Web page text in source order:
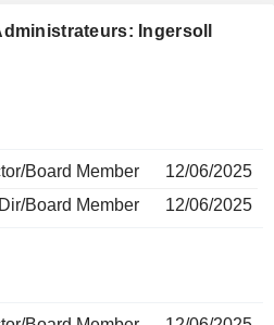
Ingersoll
Board Member
12/06/2025
Board Member
12/06/2025